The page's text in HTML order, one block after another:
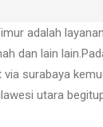
adalah
dan lain
surabaya
utara